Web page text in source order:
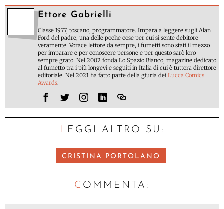
Ettore Gabrielli
Classe 1977, toscano, programmatore. Impara a leggere sugli Alan
Ford del padre, una delle poche cose per cui si sente debitore
veramente. Vorace lettore da sempre, i fumetti sono stati il mezzo
per imparare e per conoscere persone e per questo sarò loro
sempre grato. Nel 2002 fonda Lo Spazio Bianco, magazine dedicato
al fumetto tra i più longevi e seguiti in Italia di cui è tuttora direttore
editoriale. Nel 2021 ha fatto parte della giuria dei Lucca Comics
Awards.
LEGGI ALTRO SU:
CRISTINA PORTOLANO
C OMMENTA: